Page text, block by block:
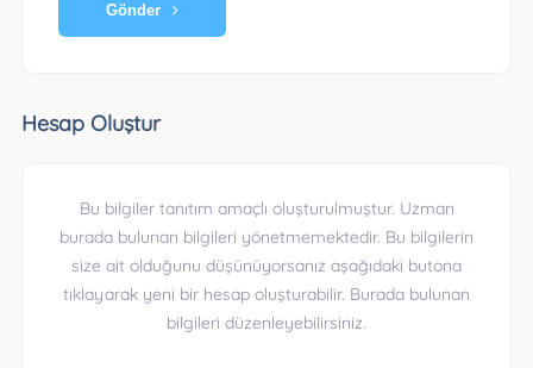
Gönder
Hesap Oluştur
Bu bilgiler tanıtım amaçlı oluşturulmuştur. Uzman
burada bulunan bilgileri yönetmemektedir. Bu bilgilerin
size ait olduğunu düşünüyorsanız aşağıdaki butona
tıklayarak yeni bir hesap oluşturabilir. Burada bulunan
bilgileri düzenleyebilirsiniz.